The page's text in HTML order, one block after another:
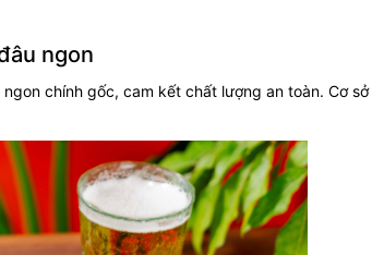
ngon
chính gốc, cam kết chất lượng an toàn. Cơ